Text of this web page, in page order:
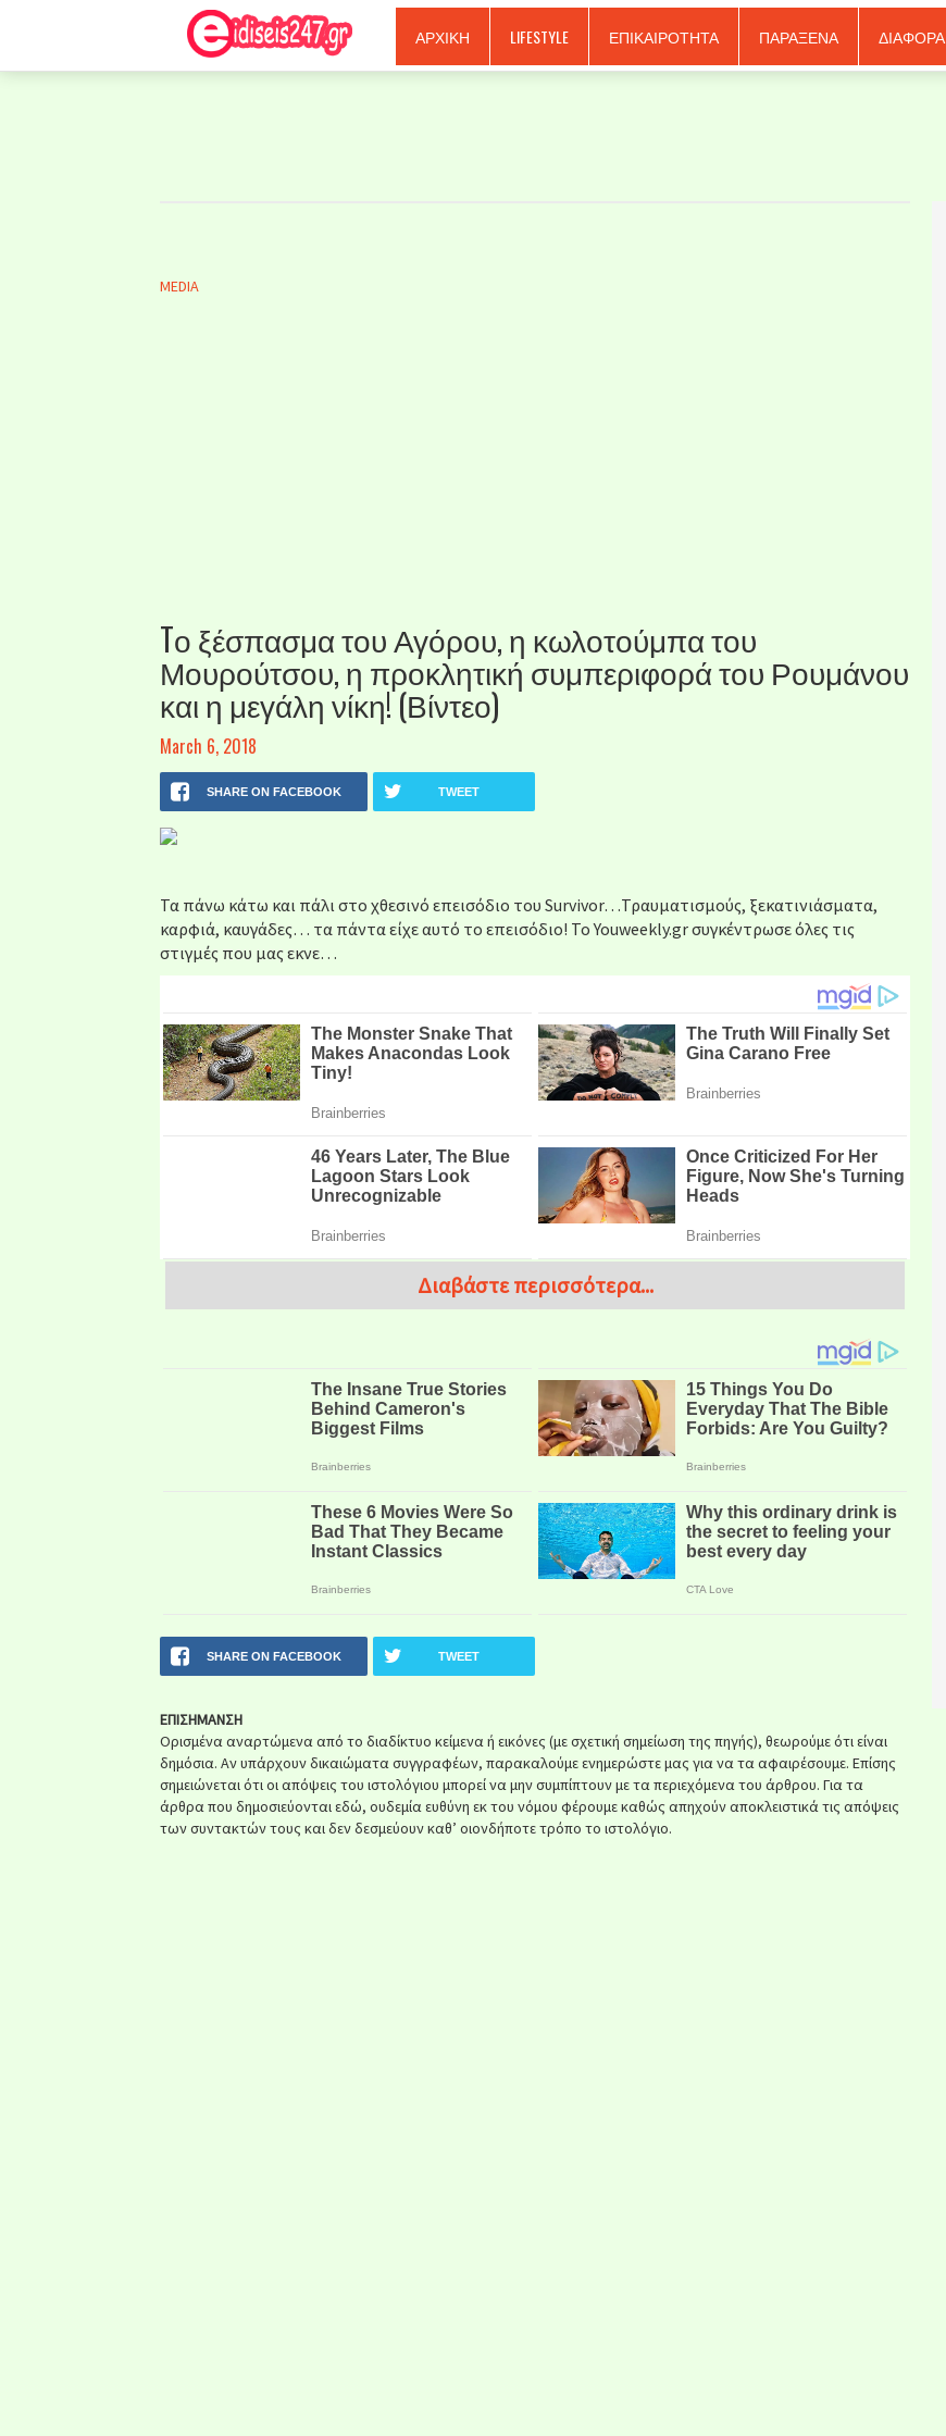
Ξερόλας ΑΡΧΙΚΗ LIFESTYLE ΕΠΙΚΑΙΡΟΤΗΤΑ ΠΑΡΑΞΕΝΑ ΔΙΑΦΟΡΑ
MEDIA
Tο ξέσπασμα του Αγόρου, η κωλοτούμπα του
Μουρούτσου, η προκλητική συμπεριφορά του Ρουμάνου
και η μεγάλη νίκη! (Βίντεο)
March 6, 2018
SHARE ON FACEBOOK TWEET
Τα πάνω κάτω και πάλι στο χθεσινό επεισόδιο του Survivor…Τραυματισμούς, ξεκατινιάσματα,
καρφιά, καυγάδες… τα πάντα είχε αυτό το επεισόδιο! Το Youweekly.gr συγκέντρωσε όλες τις
στιγμές που μας εκνε…
Διαβάστε περισσότερα...
SHARE ON FACEBOOK TWEET
ΕΠΙΣΗΜΑΝΣΗ
Ορισμένα αναρτώμενα από το διαδίκτυο κείμενα ή εικόνες (με σχετική σημείωση της πηγής), θεωρούμε ότι είναι
δημόσια. Αν υπάρχουν δικαιώματα συγγραφέων, παρακαλούμε ενημερώστε μας για να τα αφαιρέσουμε. Επίσης
σημειώνεται ότι οι απόψεις του ιστολόγιου μπορεί να μην συμπίπτουν με τα περιεχόμενα του άρθρου. Για τα
άρθρα που δημοσιεύονται εδώ, ουδεμία ευθύνη εκ του νόμου φέρουμε καθώς απηχούν αποκλειστικά τις απόψεις
των συντακτών τους και δεν δεσμεύουν καθ’ οιονδήποτε τρόπο το ιστολόγιο.